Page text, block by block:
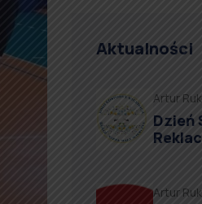
Aktualności
Artur
Dzień
Artur